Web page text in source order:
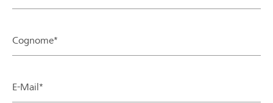
Cognome*
E-Mail*